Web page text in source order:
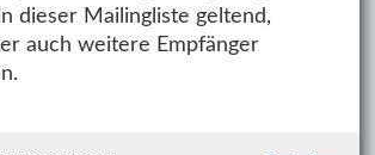
dieser Mailingliste geltend,
auch weitere Empfänger